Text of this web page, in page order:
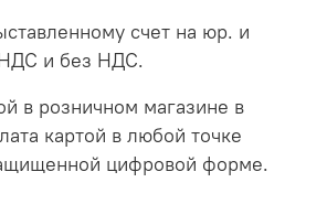
счет на юр. и
и без НДС.
в розничном магазине в
картой в любой точке
цифровой форме.